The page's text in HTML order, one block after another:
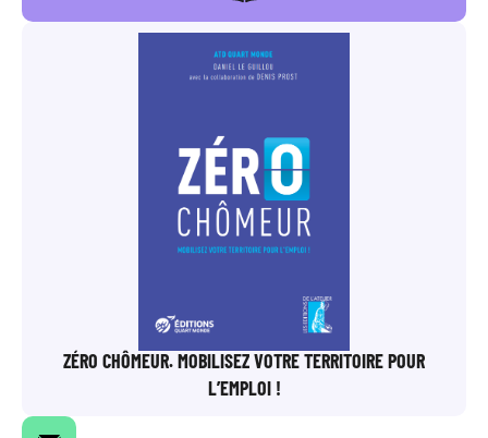
ZÉRO CHÔMEUR. MOBILISEZ VOTRE TERRITOIRE POUR
L’EMPLOI !